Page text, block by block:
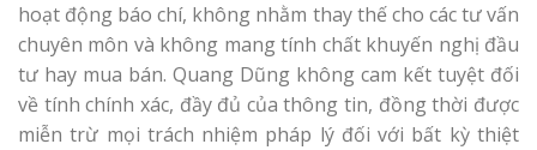
hoạt động báo chí, không nhằm thay thế cho các tư vấn
chuyên môn và không mang tính chất khuyến nghị đầu
tư hay mua bán. Quang Dũng không cam kết tuyệt đối
về tính chính xác, đầy đủ của thông tin, đồng thời được
miễn trừ mọi trách nhiệm pháp lý đối với bất kỳ thiệt